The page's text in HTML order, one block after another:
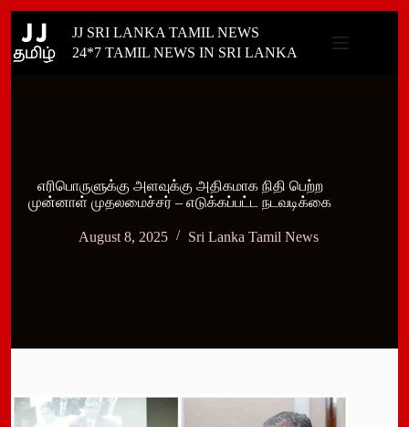
content
JJ SRI LANKA TAMIL NEWS
24*7 TAMIL NEWS IN SRI LANKA
எரிபொருளுக்கு அளவுக்கு அதிகமாக நிதி பெற்ற
முன்னாள் முதலமைச்சர் – எடுக்கப்பட்ட நடவடிக்கை
August 8, 2025 Sri Lanka Tamil News